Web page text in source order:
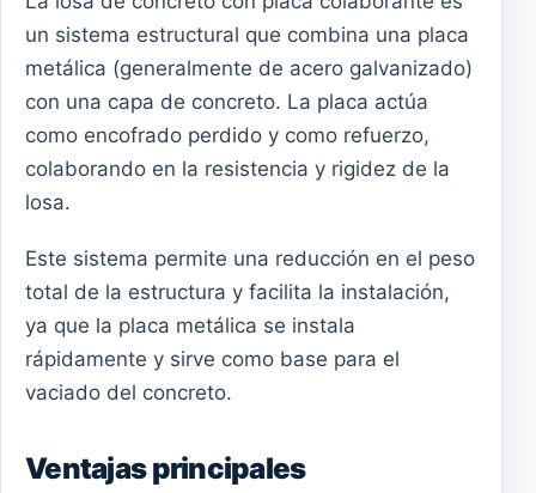
un sistema estructural que combina una placa
metálica (generalmente de acero galvanizado)
con una capa de concreto. La placa actúa
como encofrado perdido y como refuerzo,
colaborando en la resistencia y rigidez de la
losa.
Este sistema permite una reducción en el peso
total de la estructura y facilita la instalación,
ya que la placa metálica se instala
rápidamente y sirve como base para el
vaciado del concreto.
Ventajas principales